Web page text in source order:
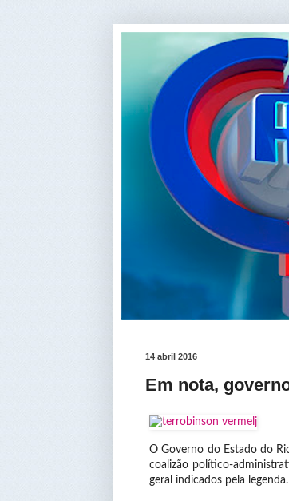
14 abril 2016
Em nota,
O Governo do Estado do
coalizão político-
geral indicados pela legenda.